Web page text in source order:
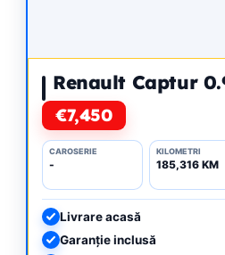
Renault Captur
€7,450
CAROSERIE
-
KILOMETRI
185,316 KM
Livrare acasă
Garanție inclusă